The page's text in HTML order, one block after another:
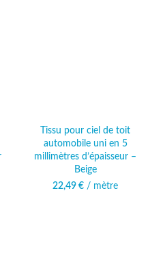
Tissu pour ciel de toit
automobile uni en 5
millimètres d’épaisseur –
Beige
22,49 € / mètre